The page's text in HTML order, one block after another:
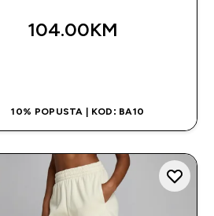
104.00KM‎
10% POPUSTA | KOD: BA10